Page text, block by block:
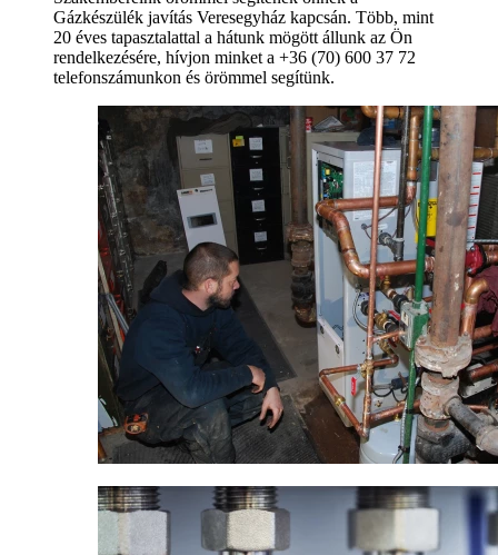
Gázkészülék javítás Veresegyház kapcsán. Több, mint
20 éves tapasztalattal a hátunk mögött állunk az Ön
rendelkezésére, hívjon minket a +36 (70) 600 37 72
telefonszámunkon és örömmel segítünk.